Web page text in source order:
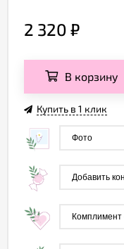
2 320 ₽
В корзину
Купить в 1 клик